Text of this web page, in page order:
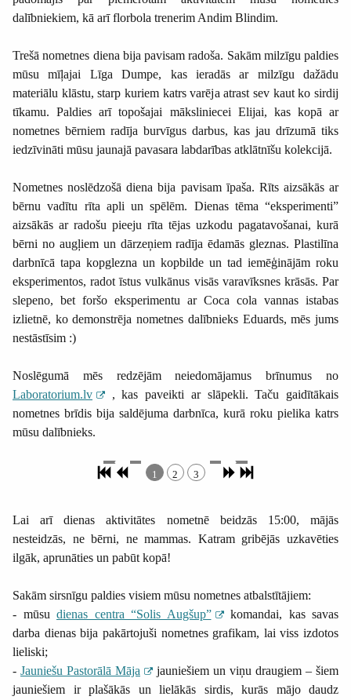
dalībniekiem, kā arī florbola trenerim Andim Blindim.
Trešā nometnes diena bija pavisam radoša. Sakām milzīgu paldies
mūsu mīļajai Līga Dumpe, kas ieradās ar milzīgu dažādu
materiālu klāstu, starp kuriem katrs varēja atrast sev kaut ko sirdij
tīkamu. Paldies arī topošajai māksliniecei Elijai, kas kopā ar
nometnes bērniem radīja burvīgus darbus, kas jau drīzumā tiks
iedzīvināti mūsu jaunajā pavasara labdarības atklātnīšu kolekcijā.
Nometnes noslēdzošā diena bija pavisam īpaša. Rīts aizsākās ar
bērnu vadītu rīta apli un spēlēm. Dienas tēma “eksperimenti”
aizsākās ar radošu pieeju rīta tējas uzkodu pagatavošanai, kurā
bērni no augļiem un dārzeņiem radīja ēdamās gleznas. Plastilīna
darbnīcā tapa kopglezna un kopbilde un tad iemēģinājām roku
eksperimentos, radot īstus vulkānus visās varavīksnes krāsās. Par
slepeno, bet foršo eksperimentu ar Coca cola vannas istabas
izlietnē, ko demonstrēja nometnes dalībnieks Eduards, mēs jums
nestāstīsim :)
Noslēgumā mēs redzējām neiedomājamus brīnumus no
Laboratorium.lv
, kas paveikti ar slāpekli. Taču gaidītākais
nometnes brīdis bija saldējuma darbnīca, kurā roku pielika katrs
mūsu dalībnieks.
1 2 3
Lai arī dienas aktivitātes nometnē beidzās 15:00, mājās
nesteidzās, ne bērni, ne mammas. Katram gribējās uzkavēties
ilgāk, aprunāties un pabūt kopā!
Sakām sirsnīgu paldies visiem mūsu nometnes atbalstītājiem:
- mūsu dienas centra “Solis Augšup”
komandai, kas savas
darba dienas bija pakārtojuši nometnes grafikam, lai viss izdotos
lieliski;
- Jauniešu Pastorālā Māja
jauniešiem un viņu draugiem – šiem
jauniešiem ir plašākās un lielākās sirdis, kurās mājo daudz